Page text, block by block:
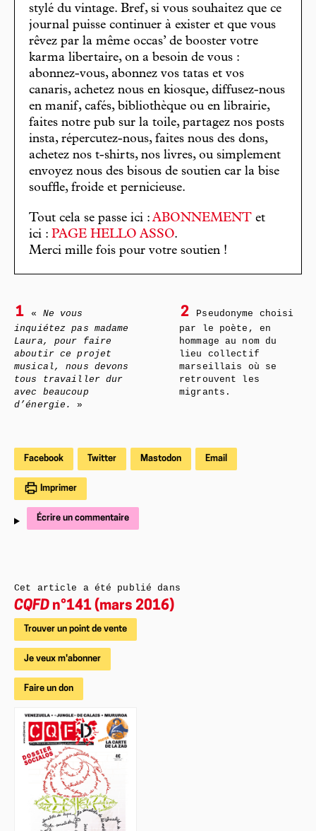
stylé du vintage. Bref, si vous souhaitez que ce
journal puisse continuer à exister et que vous
rêvez par la même occas’ de booster votre
karma libertaire, on a besoin de vous :
abonnez-vous, abonnez vos tatas et vos
canaris, achetez nous en kiosque, diffusez-nous
en manif, cafés, bibliothèque ou en librairie,
faites notre pub sur la toile, partagez nos posts
insta, répercutez-nous, faites nous des dons,
achetez nos t-shirts, nos livres, ou simplement
envoyez nous des bisous de soutien car la bise
souffle, froide et pernicieuse.
Tout cela se passe ici : ABONNEMENT et
ici : PAGE HELLO ASSO.
Merci mille fois pour votre soutien !
1 « Ne vous
inquiétez pas madame
Laura, pour faire
aboutir ce projet
musical, nous devons
tous travailler dur
avec beaucoup
d’énergie.
»
2
Pseudonyme choisi
par le poète, en
hommage au nom du
lieu collectif
marseillais où se
retrouvent les
migrants.
Facebook Twitter Mastodon Email
Imprimer
Écrire un commentaire
Cet article a été publié dans
CQFD n°141 (mars 2016)
Trouver un point de vente
Je veux m'abonner
Faire un don